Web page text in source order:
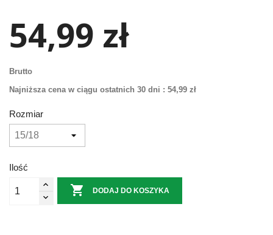
54,99 zł
Brutto
Najniższa cena w ciągu ostatnich 30 dni : 54,99 zł
Rozmiar
Ilość
 DODAJ DO KOSZYKA